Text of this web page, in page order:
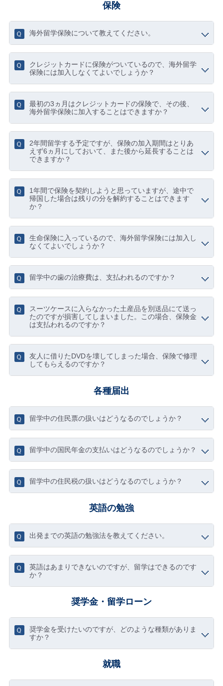
保険
海外留学保険について教えてください。
クレジットカードに保険がついているので、海外留学
保険には加入しなくてよいでしょうか？
最初の3ヵ月はクレジットカードの保険で、その後、
海外留学保険に加入することはできますか？
2年間留学する予定ですが、保険の加入期間はとりあ
えず6ヵ月にしておいて、また後から延長することは
できますか？
1年間で保険を契約しようと思っていますが、途中で
帰国した場合は残りの分を解約することはできます
か？
生命保険に入っているので、海外留学保険には加入し
なくてよいでしょうか？
留学中の歯の治療費は、支払われるのですか？
スーツケースに入らなかった土産品を別送品にて送っ
たのですが損害してしまいました。この場合、保険金
は支払われるのですか？
友人に借りたDVDを壊してしまった場合、保険で修理
してもらえるのですか？
各種届出
留学中の住民票の扱いはどうなるのでしょうか？
留学中の国民年金の支払いはどうなるのでしょうか？
留学中の住民税の扱いはどうなるのでしょうか？
英語の勉強
出発までの英語の勉強法を教えてください。
英語はあまりできないのですが、留学はできるのです
か？
奨学金・留学ローン
奨学金を受けたいのですが、どのような種類がありま
すか？
就職